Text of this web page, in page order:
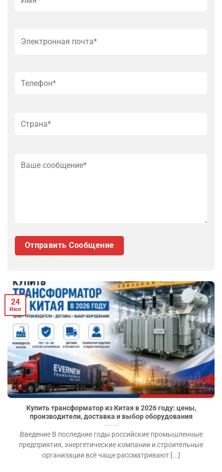
Купить трансформатор из Китая в 2026 году: цены,
производители, доставка и выбор оборудования
Введение В последние годы российские промышленные
предприятия, энергетические компании и строительные
организации всё чаще рассматривают [...]
24
Июл